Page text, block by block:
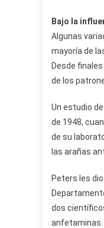
Bajo la
Algunas
mayoría de
Desde
de los
Un estudio
de 1948,
de su
las arañas
Peters les
dos
anfetaminas.